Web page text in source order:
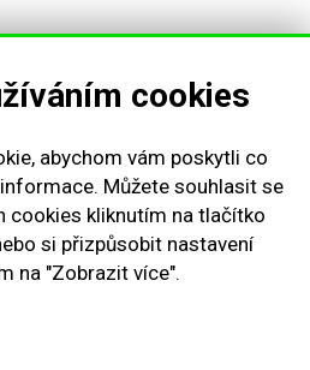
cookies
abychom vám poskytli co
Můžete souhlasit se
cookies kliknutím na tlačítko
si přizpůsobit nastavení
na "Zobrazit více".